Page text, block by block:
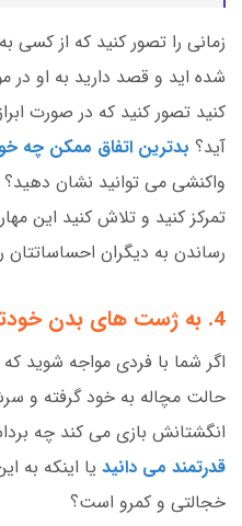
زمانی را تصور کنید که از کسی به
شده اید و قصد دارید به او در
کنید تصور کنید که در صورت
آید؟ بدترین اتفاق ممکن چه
واکنشی می توانید نشان
تمرکز کنید و تلاش کنید این
رساندن به دیگران احساساتتان
4. به ژست های بدن خودتان توجه کنید
اگر شما با فردی مواجه شوید
حالت مچاله به خود گرفته و
انگشتانش بازی می کند چه
قدرتمند می دانید یا اینکه به
خجالتی و کمرو است؟